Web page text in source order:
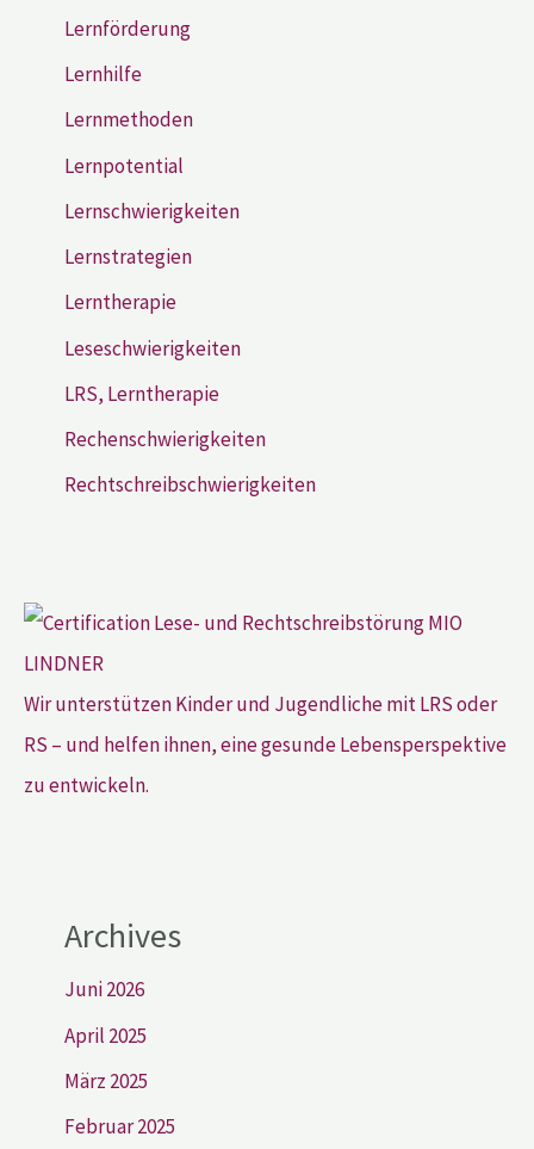
Lernförderung
Lernhilfe
Lernmethoden
Lernpotential
Lernschwierigkeiten
Lernstrategien
Lerntherapie
Leseschwierigkeiten
LRS, Lerntherapie
Rechenschwierigkeiten
Rechtschreibschwierigkeiten
Wir unterstützen Kinder und Jugendliche mit LRS oder
RS – und helfen ihnen, eine gesunde Lebensperspektive
zu entwickeln.
Archives
Juni 2026
April 2025
März 2025
Februar 2025